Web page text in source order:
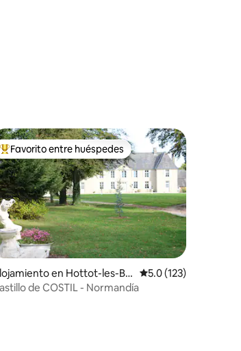
Favorito entre huéspedes preferido
Favorito entre huéspedes
en Hottot-les-Ba
Calificación
5.0 (123)
de COSTIL - Normandía